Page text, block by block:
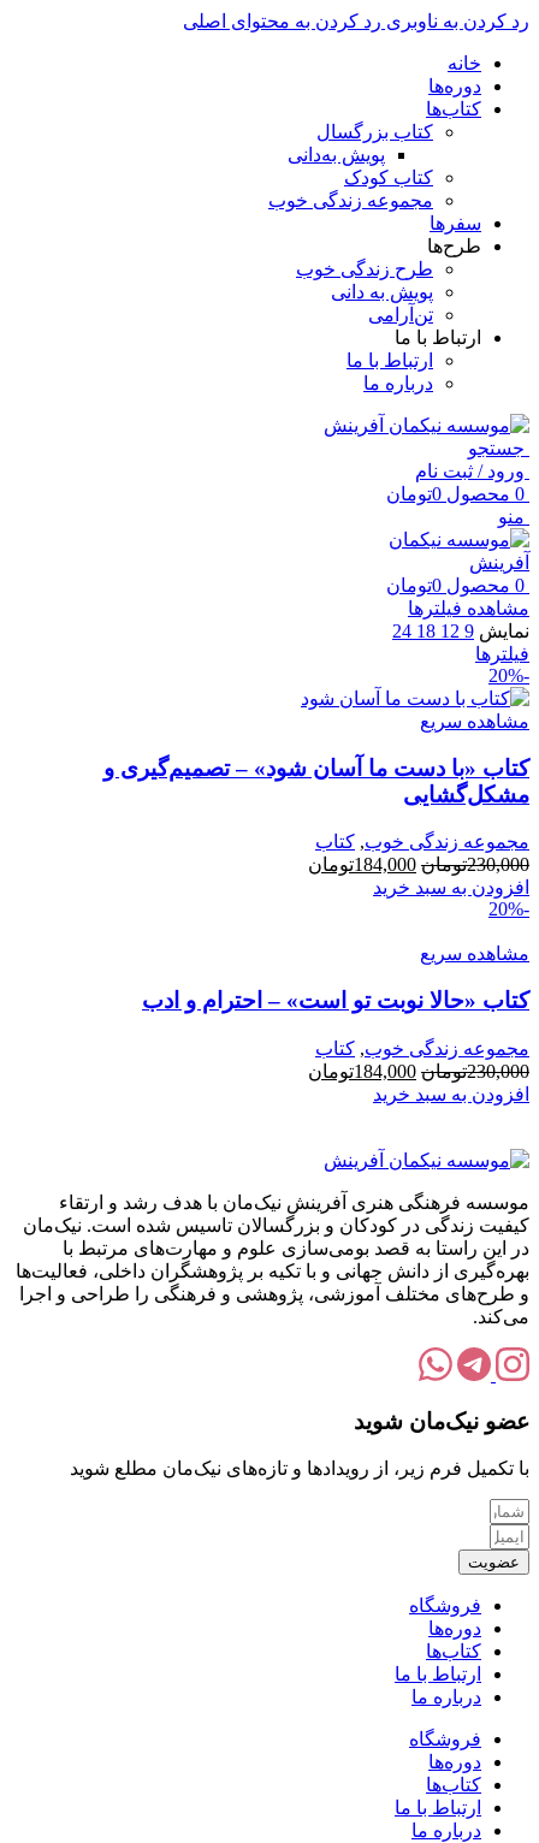
رد کردن به ناوبری رد کردن به محتوای اصلی
خانه
دوره‌ها
کتاب‌ها
کتاب بزرگسال
پویش به‌دانی
کتاب کودک
مجموعه زندگی خوب
سفرها
طرح‌ها
طرح زندگی خوب
پویش به دانی
تن‌آرامی
ارتباط با ما
ارتباط با ما
درباره ما
جستجو
ورود / ثبت نام
0 محصول 0تومان
منو
0 محصول 0تومان
مشاهده فیلترها
نمایش 9
12
18
24
فیلترها
-20%
مشاهده سریع
کتاب «با دست ما آسان شود» – تصمیم‌گیری و
مشکل‌گشایی
مجموعه زندگی خوب, کتاب
230,000تومان قیمت
اصلی:
184,000تومان
افزودن به سبد خرید
-20%
مشاهده سریع
کتاب «حالا نوبت تو است» – احترام و ادب
مجموعه زندگی خوب, کتاب
230,000تومان قیمت
اصلی:
184,000تومان
افزودن به سبد خرید
موسسه فرهنگی هنری آفرینش نیک‌مان با هدف رشد و ارتقاء
کیفیت زندگی در کودکان و بزرگسالان تاسیس شده است. نیک‌مان
در این راستا به قصد بومی‌سازی علوم و مهارت‌های مرتبط با
بهره‌گیری از دانش جهانی و با تکیه بر پژوهشگران داخلی، فعالیت‌ها
و طرح‌های مختلف آموزشی، پژوهشی و فرهنگی را طراحی و اجرا
می‌کند.
عضو نیک‌مان شوید
با تکمیل فرم زیر، از رویدادها و تازه‌های نیک‌مان مطلع شوید
عضویت
فروشگاه
دوره‌ها
کتاب‌ها
ارتباط با ما
درباره ما
فروشگاه
دوره‌ها
کتاب‌ها
ارتباط با ما
درباره ما